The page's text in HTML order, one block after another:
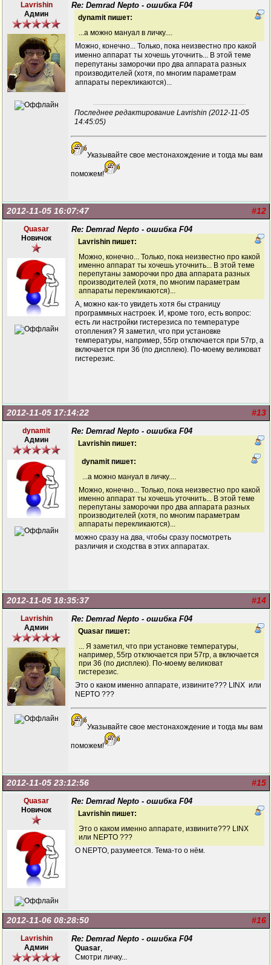
Lavrishin
Админ
Re: Demrad Nepto - ошибка F04
dynamit пишет:
...а можно мануал в личку....
Можно, конечно... Только, пока неизвестно про какой
именно аппарат ты хочешь уточнить... В этой теме
перепутаны заморочки про два аппарата разных
производителей (хотя, по многим параметрам
аппараты перекликаются)...
Последнее редактирование Lavrishin (2012-11-05
14:45:05)
Указывайте свое местонахождение и тогда мы вам
поможем!
#12
2012-11-05 16:07:47
Quasar
Новичок
Re: Demrad Nepto - ошибка F04
Lavrishin пишет:
Можно, конечно... Только, пока неизвестно про какой
именно аппарат ты хочешь уточнить... В этой теме
перепутаны заморочки про два аппарата разных
производителей (хотя, по многим параметрам
аппараты перекликаются)...
А, можно как-то увидеть хотя бы страницу
программных настроек. И, кроме того, есть вопрос:
есть ли настройки гистерезиса по температуре
отопления? Я заметил, что при установке
температуры, например, 55гр отключается при 57гр, а
включается при 36 (по дисплею). По-моему великоват
гистерезис.
#13
2012-11-05 17:14:22
dynamit
Админ
Re: Demrad Nepto - ошибка F04
Lavrishin пишет:
dynamit пишет:
...а можно мануал в личку....
Можно, конечно... Только, пока неизвестно про какой
именно аппарат ты хочешь уточнить... В этой теме
перепутаны заморочки про два аппарата разных
производителей (хотя, по многим параметрам
аппараты перекликаются)...
можно сразу на два, чтобы сразу посмотреть
различия и сходства в этих аппаратах.
#14
2012-11-05 18:35:37
Lavrishin
Админ
Re: Demrad Nepto - ошибка F04
Quasar пишет:
... Я заметил, что при установке температуры,
например, 55гр отключается при 57гр, а включается
при 36 (по дисплею). По-моему великоват
гистерезис.
Это о каком именно аппарате, извините??? LINX или
NEPTO ???
Указывайте свое местонахождение и тогда мы вам
поможем!
#15
2012-11-05 23:12:56
Quasar
Новичок
Re: Demrad Nepto - ошибка F04
Lavrishin пишет:
Это о каком именно аппарате, извините??? LINX
или NEPTO ???
О NEPTO, разумеется. Тема-то о нём.
#16
2012-11-06 08:28:50
Lavrishin
Админ
Re: Demrad Nepto - ошибка F04
Quasar,
Смотри личку...